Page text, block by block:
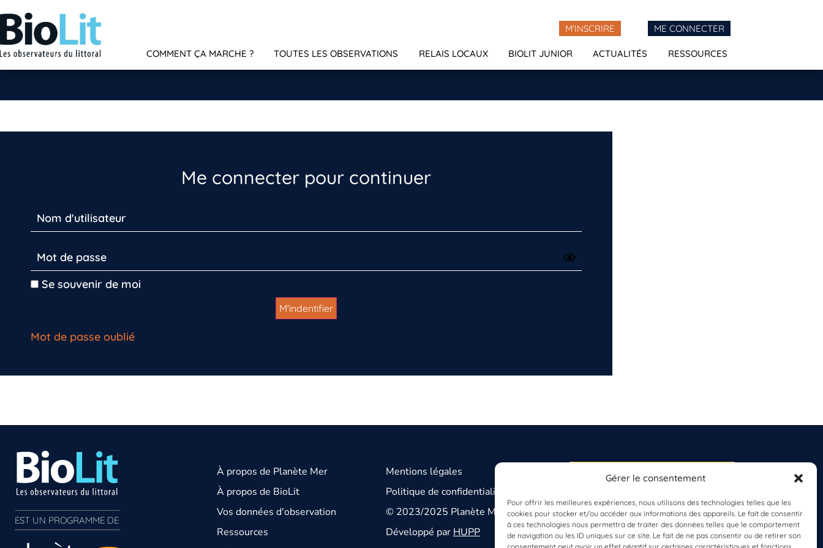
Gérer le consentement
Pour offrir les meilleures expériences, nous utilisons des technologies telles que les
cookies pour stocker et/ou accéder aux informations des appareils. Le fait de consentir
à ces technologies nous permettra de traiter des données telles que le comportement
de navigation ou les ID uniques sur ce site. Le fait de ne pas consentir ou de retirer son
M'INSCRIRE ME CONNECTER
COMMENT ÇA MARCHE ? TOUTES LES OBSERVATIONS RELAIS LOCAUX BIOLIT JUNIOR ACTUALITÉS RESSOURCES
Me connecter pour continuer
Se souvenir de moi
Mot de passe oublié
EST UN PROGRAMME DE
À propos de Planète Mer
À propos de BioLit
Vos données d'observation
Ressources
Mentions légales
Politique de confidentialité
© 2023/2025 Planète Mer
Développé parHUPP
S'INSCRIRE À LA
PLANÈTE MER